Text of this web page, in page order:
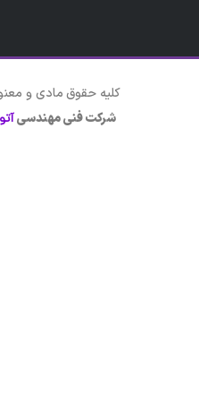
کلیه حقوق مادی و معنوی
شرکت فنی مهندسیآتور